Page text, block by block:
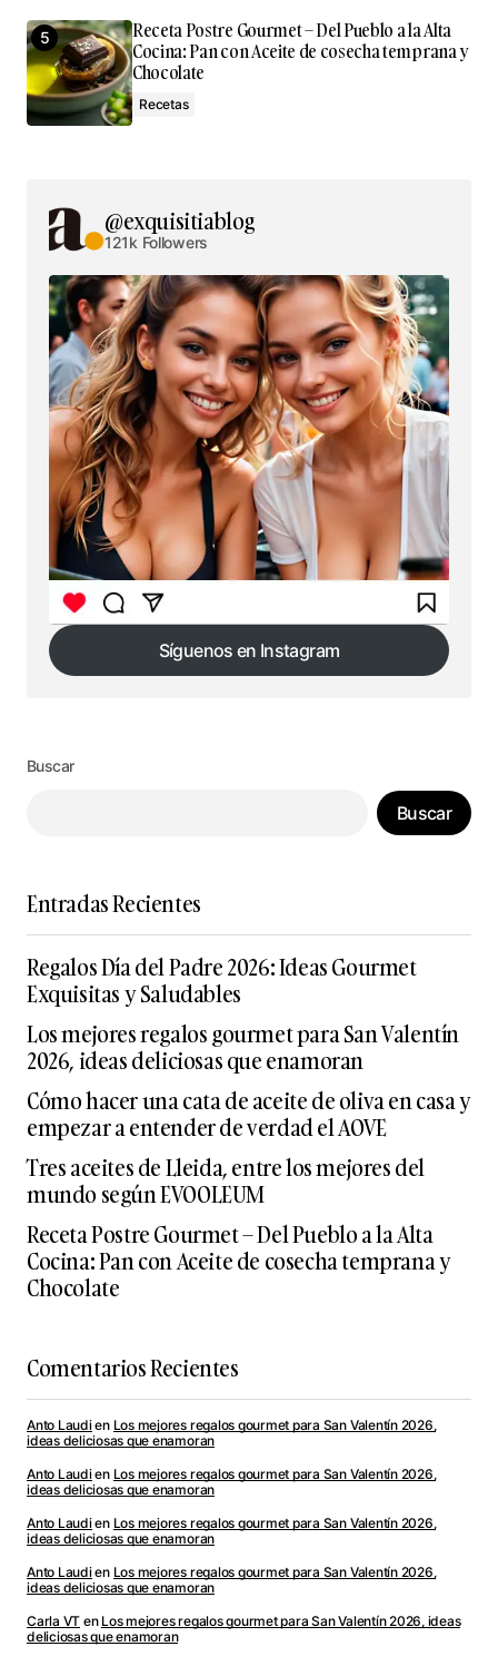
Receta Postre Gourmet – Del Pueblo a la Alta
Cocina: Pan con Aceite de cosecha temprana y
Chocolate
Recetas
@exquisitiablog
121k Followers
Síguenos en Instagram
Síguenos en Instagram
Buscar
Buscar
Entradas Recientes
Regalos Día del Padre 2026: Ideas Gourmet
Exquisitas y Saludables
Los mejores regalos gourmet para San Valentín
2026, ideas deliciosas que enamoran
Cómo hacer una cata de aceite de oliva en casa y
empezar a entender de verdad el AOVE
Tres aceites de Lleida, entre los mejores del
mundo según EVOOLEUM
Receta Postre Gourmet – Del Pueblo a la Alta
Cocina: Pan con Aceite de cosecha temprana y
Chocolate
Comentarios Recientes
Anto Laudien Los mejores regalos gourmet para San Valentín 2026,
ideas deliciosas que enamoran
Anto Laudien Los mejores regalos gourmet para San Valentín 2026,
ideas deliciosas que enamoran
Anto Laudien Los mejores regalos gourmet para San Valentín 2026,
ideas deliciosas que enamoran
Anto Laudien Los mejores regalos gourmet para San Valentín 2026,
ideas deliciosas que enamoran
Carla VT en Los mejores regalos gourmet para San Valentín 2026, ideas
deliciosas que enamoran